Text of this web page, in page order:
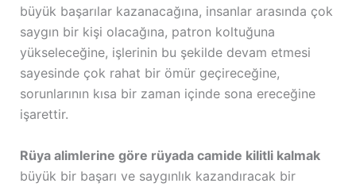
büyük başarılar kazanacağına, insanlar arasında çok
saygın bir kişi olacağına, patron koltuğuna
yükseleceğine, işlerinin bu şekilde devam etmesi
sayesinde çok rahat bir ömür geçireceğine,
sorunlarının kısa bir zaman içinde sona ereceğine
işarettir.
Rüya alimlerine göre rüyada camide kilitli kalmak
büyük bir başarı ve saygınlık kazandıracak bir